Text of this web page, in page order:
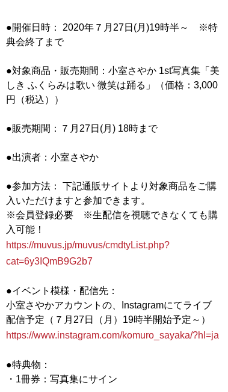
●開催日時： 2020年７月27日(月)19時半～ ※特
典会終了まで
●対象商品・販売期間：小室さやか 1st写真集「美
しき ふくらみは歌い 微笑は踊る」（価格：3,000
円（税込））
●販売期間：７月27日(月) 18時まで
●出演者：小室さやか
●参加方法： 下記通販サイトより対象商品をご購
入いただけますと参加できます。
※会員登録必要 ※生配信を視聴できなくても購
https://muvus.jp/muvus/cmdtyList.php?
cat=6y3IQmB9G2b7
●イベント模様・配信先：
小室さやかアカウントの、Instagramにてライブ
https://www.instagram.com/komuro_sayaka/?hl=ja
●特典物：
・1冊券：写真集にサイン